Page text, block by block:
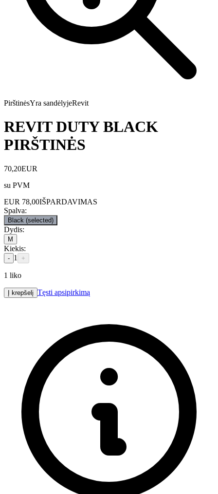
PirštinėsYra sandėlyjeRevit
REVIT DUTY BLACK
PIRŠTINĖS
70,20EUR
su PVM
EUR 78,00IŠPARDAVIMAS
Spalva:
Black (selected)
Dydis:
M
Kiekis:
- 1 +
1 liko
Į krepšelį Tęsti apsipirkimą